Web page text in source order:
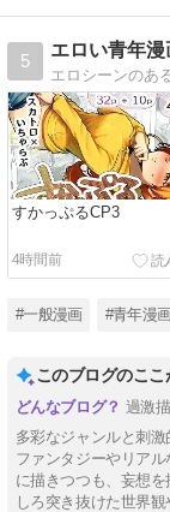
5
エロい青年漫
エロシーンのあ
すかっぷるCP3
4時間前
#一般漫画 #青年漫
このブログのここ
過激
多彩なジャンルと刺激
ファンタジーやリア
に描きつつも、妄想
しろ突き抜けた世界